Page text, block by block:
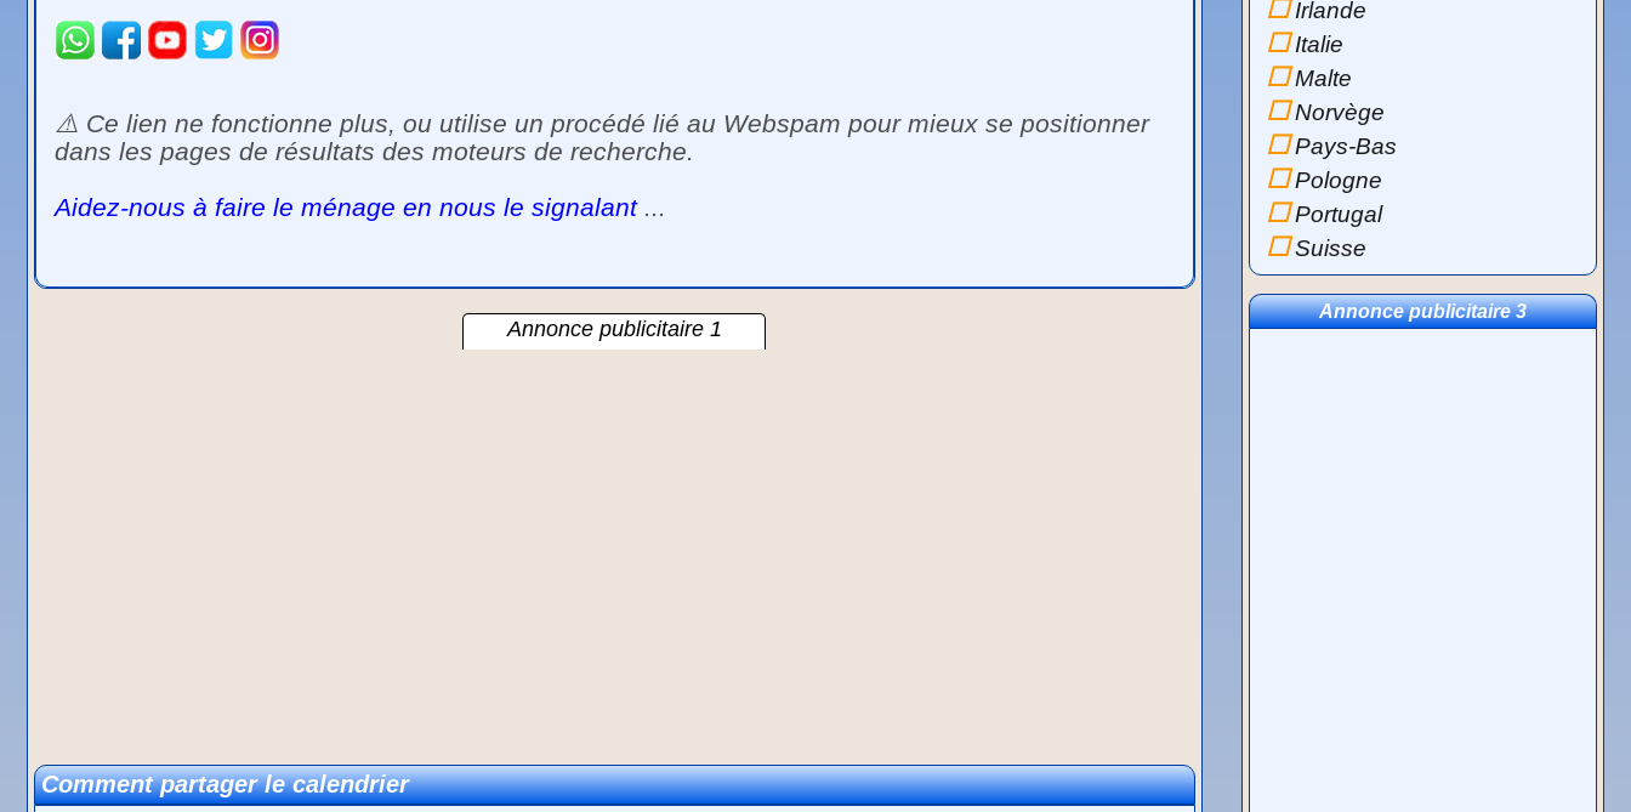
⚠️ Ce lien ne fonctionne plus, ou utilise un procédé lié au Webspam pour mieux se positionner
dans les pages de résultats des moteurs de recherche.
Aidez-nous à faire le ménage en nous le signalant...
Annonce publicitaire 1
Comment partager le calendrier
Irlande
Italie
Malte
Norvège
Pays-Bas
Pologne
Portugal
Suisse
Annonce publicitaire 3